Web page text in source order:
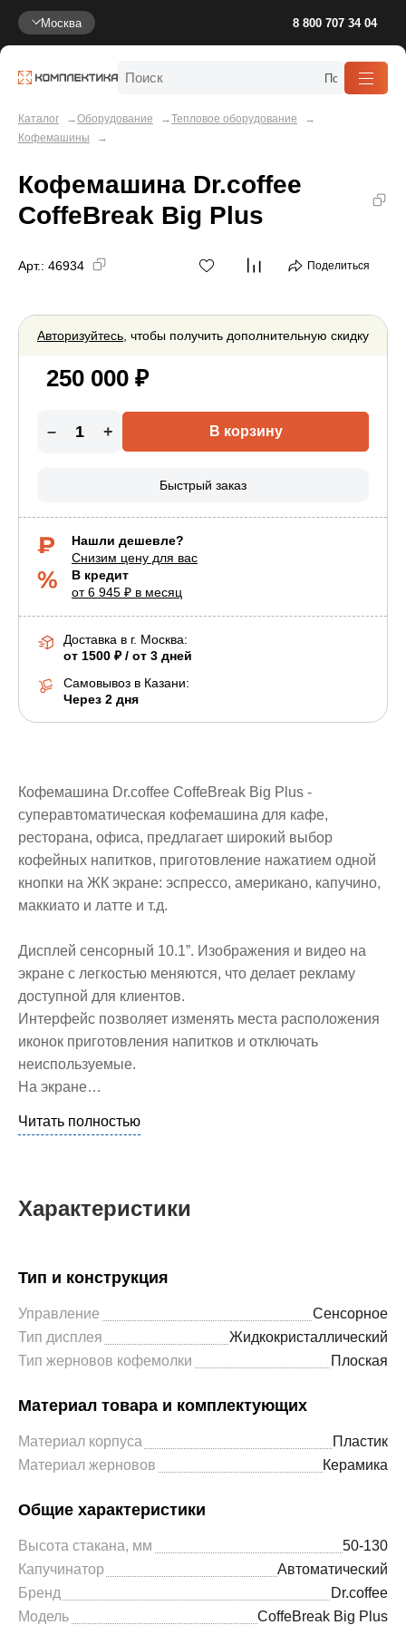
Москва 8 800 707 34 04
Каталог Оборудование
Тепловое оборудование
Кофемашины
Кофемашина Dr.coffee
CoffeBreak Big Plus
Арт.: 46934 Поделиться
Авторизуйтесь, чтобы получить дополнительную скидку
250 000 ₽
В кредит
от 6 945 ₽ в месяц
Нашли дешевле?
Снизим цену для вас
– + В корзину
Быстрый заказ
Доставка в г. Москва:
от 1500 ₽ / от 3 дней
Самовывоз в Казани:
Через 2 дня
Кофемашина Dr.coffee CoffeBreak Big Plus -
суперавтоматическая кофемашина для кафе,
ресторана, офиса, предлагает широкий выбор
кофейных напитков, приготовление нажатием одной
кнопки на ЖК экране: эспрессо, американо, капучино,
маккиато и латте и т.д.
Дисплей сенсорный 10.1”. Изображения и видео на
экране с легкостью меняются, что делает рекламу
доступной для клиентов.
Интерфейс позволяет изменять места расположения
иконок приготовления напитков и отключать
неиспользуемые.
На экране…
Читать полностью
Характеристики
Тип и конструкция
Управление
Сенсорное
Тип дисплея
Жидкокристаллический
Тип жерновов кофемолки
Плоская
Материал товара и комплектующих
Материал корпуса
Пластик
Материал жерновов
Керамика
Общие характеристики
Высота стакана, мм
50-130
Капучинатор
Автоматический
Бренд
Dr.coffee
Модель
CoffeBreak Big Plus